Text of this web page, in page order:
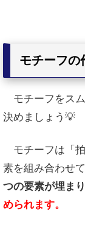
モチーフの
モチーフをス
決めましょう💡
モチーフは「
素を組み合わせて
つの要素が埋まり
められます。